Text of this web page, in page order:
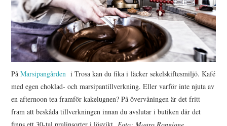
PåMarsipangården i Trosa kan du fika i läcker sekelskiftesmiljö. Kafé
med egen choklad- och marsipantillverkning. Eller varför inte njuta av
en afternoon tea framför kakelugnen? På övervåningen är det fritt
fram att beskåda tillverkningen innan du avslutar i butiken där det